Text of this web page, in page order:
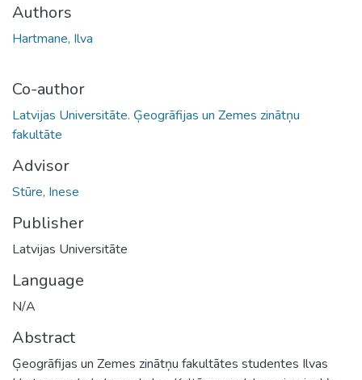
Authors
Hartmane, Ilva
Co-author
Latvijas Universitāte. Ģeogrāfijas un Zemes zinātņu
fakultāte
Advisor
Stūre, Inese
Publisher
Latvijas Universitāte
Language
N/A
Abstract
Ģeogrāfijas un Zemes zinātņu fakultātes studentes Ilvas